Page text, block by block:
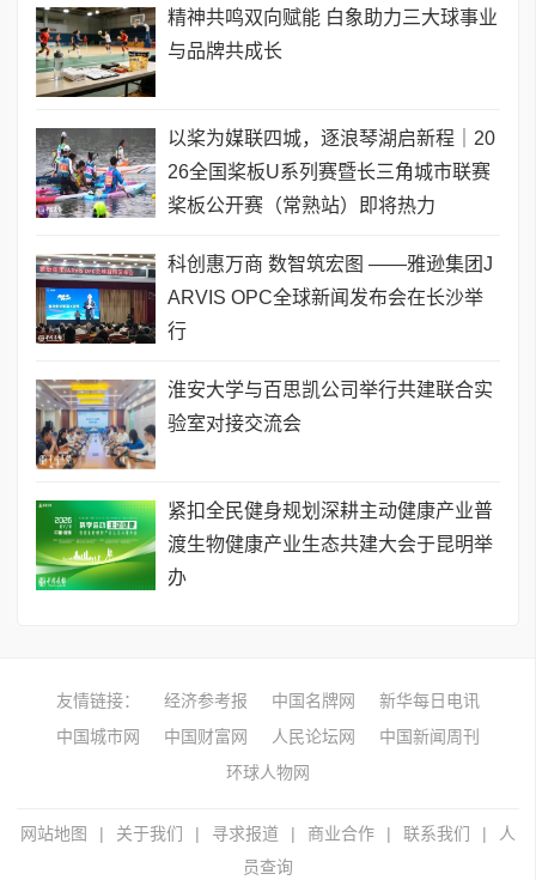
精神共鸣双向赋能 白象助力三大球事业
与品牌共成长
以桨为媒联四城，逐浪琴湖启新程｜20
26全国桨板U系列赛暨长三角城市联赛
桨板公开赛（常熟站）即将热力
科创惠万商 数智筑宏图 ——雅逊集团J
ARVIS OPC全球新闻发布会在长沙举
行
淮安大学与百思凯公司举行共建联合实
验室对接交流会
​紧扣全民健身规划深耕主动健康产业普
渡生物健康产业生态共建大会于昆明举
办
友情链接： 经济参考报 中国名牌网
新华每日电讯
中国城市网
中国财富网 人民论坛网
中国新闻周刊
环球人物网
网站地图 | 关于我们 | 寻求报道 | 商业合作 | 联系我们 |
人
员查询